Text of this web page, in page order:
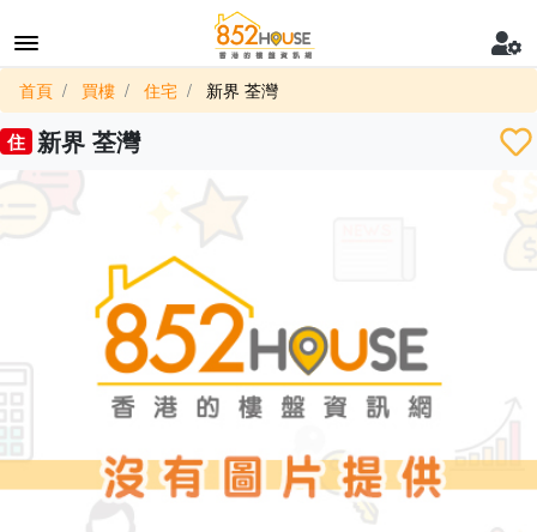
首頁 買樓 住宅 新界 荃灣
住 新界 荃灣